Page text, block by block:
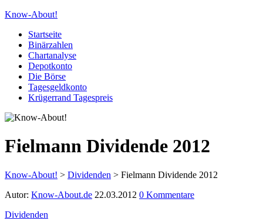
Know-About!
Startseite
Binärzahlen
Chartanalyse
Depotkonto
Die Börse
Tagesgeldkonto
Krügerrand Tagespreis
Fielmann Dividende 2012
Know-About! > Dividenden > Fielmann Dividende 2012
Autor: Know-About.de 22.03.2012 0 Kommentare
Dividenden